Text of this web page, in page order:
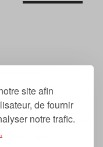
site afin
de fournir
notre trafic.
sur la
dont la
», « suivant
du